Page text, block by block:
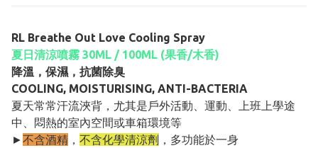
RL Breathe Out Love Cooling Spray
夏日清涼噴霧 30ML / 100ML (果香/木香)
降溫，保濕，抗菌除臭
COOLING, MOISTURISING, ANTI-BACTERIA
夏天常常汗流浹背，尤其是戶外活動、運動、上班上學途
中、悶熱的室內空間或車箱環境等
►不含酒精 ， 不含化學清涼劑 ，多功能於一身